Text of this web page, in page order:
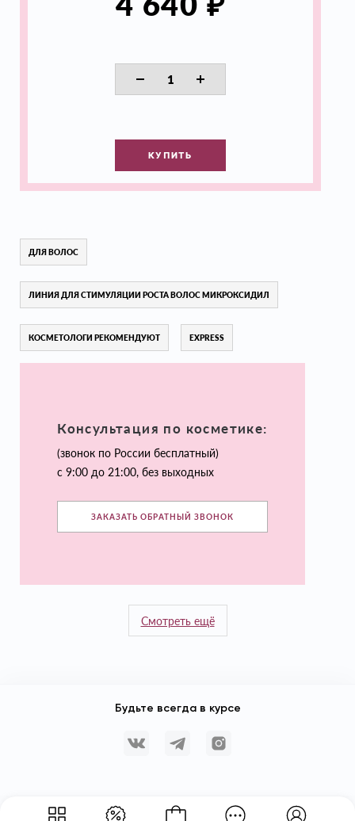
КУПИТЬ
ДЛЯ ВОЛОС
ЛИНИЯ ДЛЯ СТИМУЛЯЦИИ РОСТА ВОЛОС МИКРОКСИДИЛ
КОСМЕТОЛОГИ РЕКОМЕНДУЮТ EXPRESS
Консультация по косметике:
(звонок по России бесплатный)
с 9:00 до 21:00, без выходных
ЗАКАЗАТЬ ОБРАТНЫЙ ЗВОНОК
Смотреть ещё
Будьте всегда в курсе